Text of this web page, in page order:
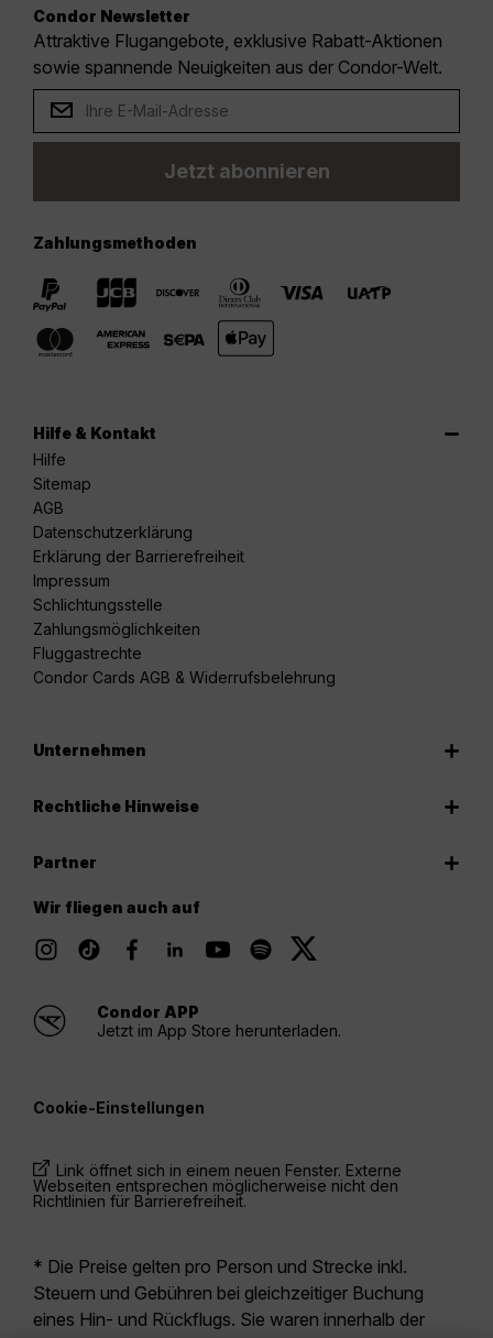
Condor Newsletter
Attraktive Flugangebote, exklusive Rabatt-Aktionen
sowie spannende Neuigkeiten aus der Condor-Welt.
Jetzt abonnieren
Zahlungsmethoden
Hilfe & Kontakt
Hilfe
Sitemap
AGB
Datenschutzerklärung
Erklärung der Barrierefreiheit
Impressum
Schlichtungsstelle
Zahlungsmöglichkeiten
Fluggastrechte
Condor Cards AGB & Widerrufsbelehrung
Unternehmen
Rechtliche Hinweise
Partner
Wir fliegen auch auf
Condor APP
Jetzt im App Store herunterladen.
Cookie-Einstellungen
Link öffnet sich in einem neuen Fenster. Externe
Webseiten entsprechen möglicherweise nicht den
Richtlinien für Barrierefreiheit.
* Die Preise gelten pro Person und Strecke inkl.
Steuern und Gebühren bei gleichzeitiger Buchung
eines Hin- und Rückflugs. Sie waren innerhalb der